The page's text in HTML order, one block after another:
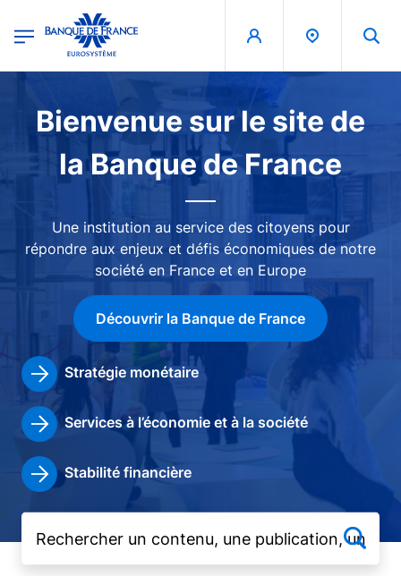
Banque de France - Menu Principal
Bienvenue sur le site de
la Banque de France
Une institution au service des citoyens pour
répondre aux enjeux et défis économiques de notre
société en France et en Europe
Découvrir la Banque de France
Stratégie monétaire
Services à l’économie et à la société
Stabilité financière